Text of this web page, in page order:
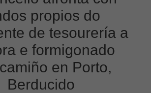
propios do
de tesourería a
e formigonado
en Porto,
Berducido